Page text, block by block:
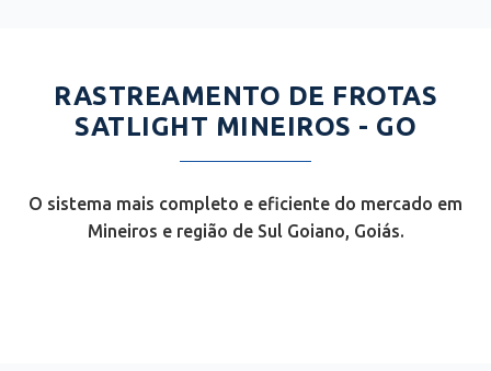
RASTREAMENTO DE FROTAS
SATLIGHT MINEIROS - GO
O sistema mais completo e eficiente do mercado em
Mineiros e região de Sul Goiano, Goiás.